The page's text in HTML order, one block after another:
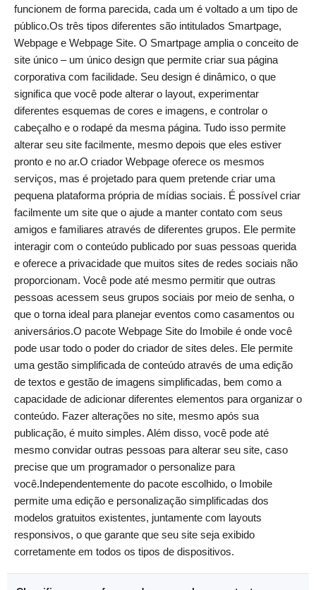
funcionem de forma parecida, cada um é voltado a um tipo de
público.Os três tipos diferentes são intitulados Smartpage,
Webpage e Webpage Site. O Smartpage amplia o conceito de
site único – um único design que permite criar sua página
corporativa com facilidade. Seu design é dinâmico, o que
significa que você pode alterar o layout, experimentar
diferentes esquemas de cores e imagens, e controlar o
cabeçalho e o rodapé da mesma página. Tudo isso permite
alterar seu site facilmente, mesmo depois que eles estiver
pronto e no ar.O criador Webpage oferece os mesmos
serviços, mas é projetado para quem pretende criar uma
pequena plataforma própria de mídias sociais. É possível criar
facilmente um site que o ajude a manter contato com seus
amigos e familiares através de diferentes grupos. Ele permite
interagir com o conteúdo publicado por suas pessoas querida
e oferece a privacidade que muitos sites de redes sociais não
proporcionam. Você pode até mesmo permitir que outras
pessoas acessem seus grupos sociais por meio de senha, o
que o torna ideal para planejar eventos como casamentos ou
aniversários.O pacote Webpage Site do Imobile é onde você
pode usar todo o poder do criador de sites deles. Ele permite
uma gestão simplificada de conteúdo através de uma edição
de textos e gestão de imagens simplificadas, bem como a
capacidade de adicionar diferentes elementos para organizar o
conteúdo. Fazer alterações no site, mesmo após sua
publicação, é muito simples. Além disso, você pode até
mesmo convidar outras pessoas para alterar seu site, caso
precise que um programador o personalize para
você.Independentemente do pacote escolhido, o Imobile
permite uma edição e personalização simplificadas dos
modelos gratuitos existentes, juntamente com layouts
responsivos, o que garante que seu site seja exibido
corretamente em todos os tipos de dispositivos.